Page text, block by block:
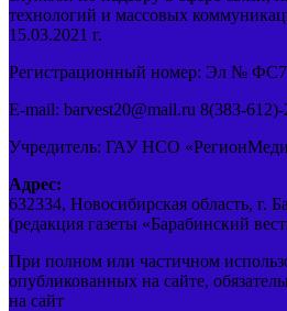
технологий и массовых
15.03.2021 г.
Регистрационный номер: Эл №
E-mail: barvest20@mail.ru 8(383-612)-
Учредитель: ГАУ НСО
Адрес:
632334, Новосибирская область, г.
(редакция газеты «Барабинский
При полном или частичном
опубликованных на сайте,
на сайт